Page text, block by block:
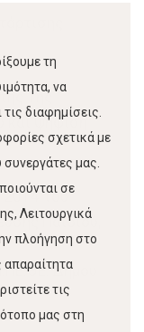
1ης
και ψήφιση
του
Παιδιού,
Δήμου
τη
να
διαφημίσεις.
σχετικά με
μας.
σε
Λειτουργικά
πλοήγηση στο
τις
μας στη